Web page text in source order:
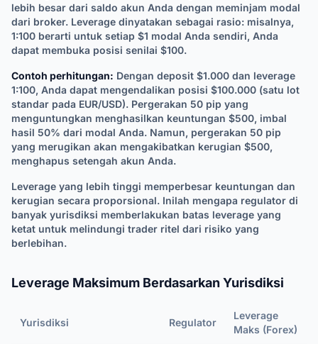
lebih besar dari saldo akun Anda dengan meminjam modal
dari broker. Leverage dinyatakan sebagai rasio: misalnya,
1:100 berarti untuk setiap $1 modal Anda sendiri, Anda
dapat membuka posisi senilai $100.
Contoh perhitungan: Dengan deposit $1.000 dan leverage
1:100, Anda dapat mengendalikan posisi $100.000 (satu lot
standar pada EUR/USD). Pergerakan 50 pip yang
menguntungkan menghasilkan keuntungan $500, imbal
hasil 50% dari modal Anda. Namun, pergerakan 50 pip
yang merugikan akan mengakibatkan kerugian $500,
menghapus setengah akun Anda.
Leverage yang lebih tinggi memperbesar keuntungan dan
kerugian secara proporsional. Inilah mengapa regulator di
banyak yurisdiksi memberlakukan batas leverage yang
ketat untuk melindungi trader ritel dari risiko yang
berlebihan.
Leverage Maksimum Berdasarkan Yurisdiksi
Yurisdiksi Regulator
Leverage
Maks (Forex)